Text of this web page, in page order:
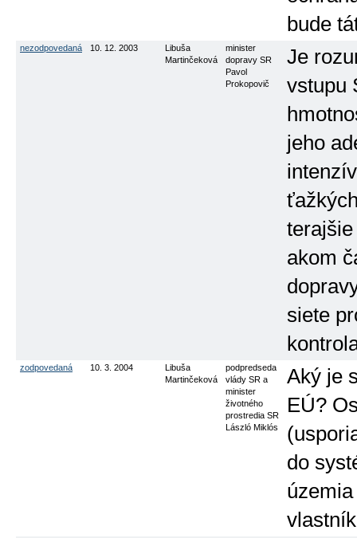
bude
nezodpovedaná 10. 12. 2003
Libuša
Martinčeková
minister
dopravy SR
Pavol
Prokopovič
Je
vstupu
jeho
akom
siete
zodpovedaná 10. 3. 2004
Libuša
Martinčeková
podpredseda
vlády SR a
minister
životného
prostredia SR
László Miklós
Aký je
EÚ?
do